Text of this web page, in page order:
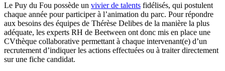
Le Puy du Fou possède un vivier de talents fidélisés, qui postulent
chaque année pour participer à l’animation du parc. Pour répondre
aux besoins des équipes de Thérèse Delibes de la manière la plus
adéquate, les experts RH de Beetween ont donc mis en place une
CVthèque collaborative permettant à chaque intervenant(e) d’un
recrutement d’indiquer les actions effectuées ou à traiter directement
sur une fiche candidat.